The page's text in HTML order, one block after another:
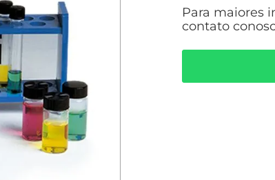
• Cubeta: redonda
• Volume da
• Quantidade de
OBSERVAÇÃO:
PART NUMBER
Para maiores
contato